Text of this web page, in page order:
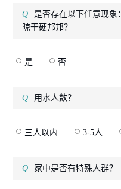
是否存在以下任意现象
晾干硬邦邦？
是 否
用水人数？
三人以内 3-5人
家中是否有特殊人群？